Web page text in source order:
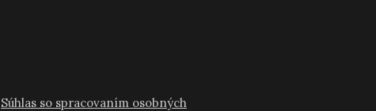
Súhlas so spracovaním osobných